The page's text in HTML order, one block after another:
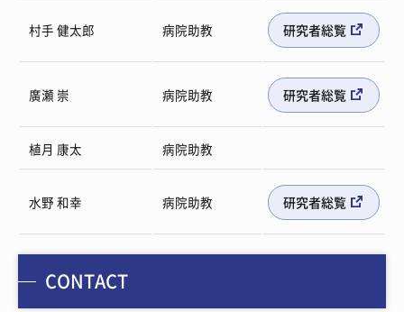
村手 健太郎 病院助教 研究者総覧
廣瀬 崇 病院助教 研究者総覧
植月 康太 病院助教
水野 和幸 病院助教 研究者総覧
CONTACT